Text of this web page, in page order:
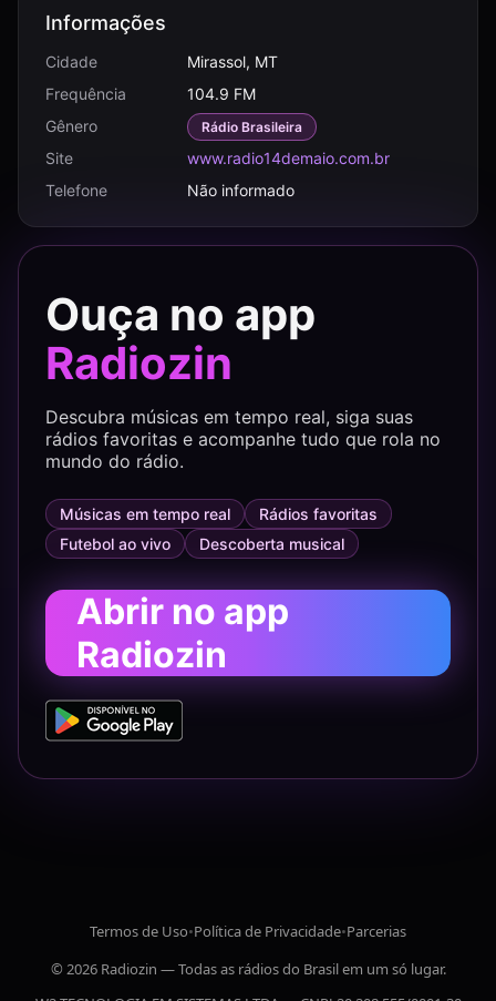
Informações
Cidade
Mirassol, MT
Frequência
104.9 FM
Gênero
Rádio Brasileira
Site
www.radio14demaio.com.br
Telefone
Não informado
Ouça no app
Radiozin
Descubra músicas em tempo real, siga suas
rádios favoritas e acompanhe tudo que rola no
mundo do rádio.
Músicas em tempo real
Rádios favoritas
Futebol ao vivo
Descoberta musical
Abrir no app
Radiozin
Termos de Uso•Política de Privacidade•Parcerias
© 2026 Radiozin — Todas as rádios do Brasil em um só lugar.